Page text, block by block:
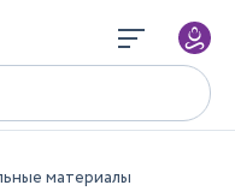
материалы